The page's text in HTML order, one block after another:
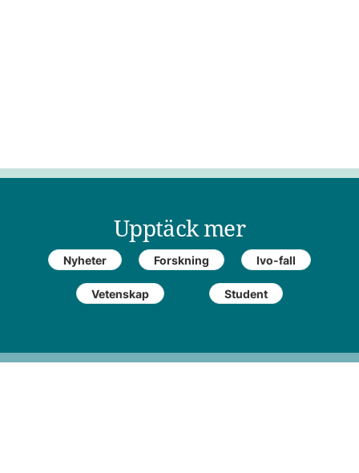
Upptäck mer
Nyheter Forskning Ivo-fall
Vetenskap Student